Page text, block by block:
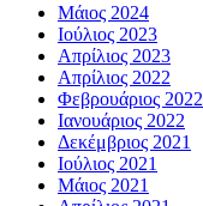
Μάιος 2024
Ιούλιος 2023
Απρίλιος 2023
Απρίλιος 2022
Φεβρουάριος 2022
Ιανουάριος 2022
Δεκέμβριος 2021
Ιούλιος 2021
Μάιος 2021